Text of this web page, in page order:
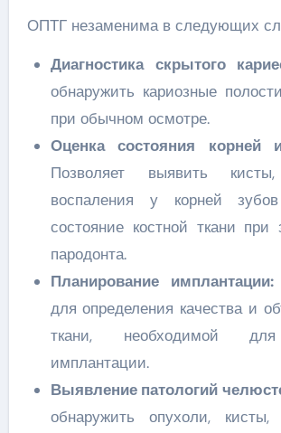
ОПТГ незаменима в следующих
Диагностика скрытого
обнаружить кариозные
при обычном осмотре.
Оценка состояния корней
Позволяет выявить
воспаления у корней
состояние костной ткани при
пародонта.
Планирование имплантации:
для определения качества и
ткани, необходимой
имплантации.
Выявление патологий
обнаружить опухоли,